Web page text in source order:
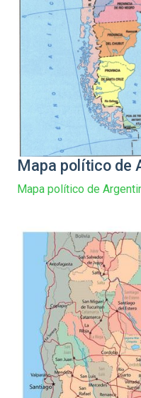
Mapa político de
Mapa político de